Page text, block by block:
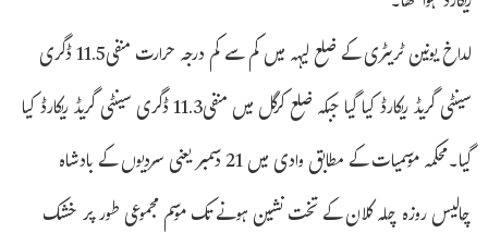
لداخ یونین ٹریٹری کے ضلع لیہہ میں کم سے کم درجہ حرارت منفی11.5 ڈگری
سینٹی گریڈ ریکارڈ کیا گیا جبکہ ضلع کرگل میں منفی11.3 ڈگری سینٹی گریڈ ریکارڈ کیا
گیا۔محکمہ موسمیات کے مطابق وادی میں 21 دسمبر یعنی سردیوں کے بادشاہ
چالیس روزہ چلہ کلان کے تخت نشین ہونے تک موسم مجموعی طور پر خشک